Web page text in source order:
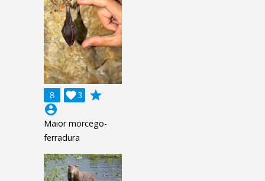
8 3

grade
account_circle
Maior morcego-
ferradura